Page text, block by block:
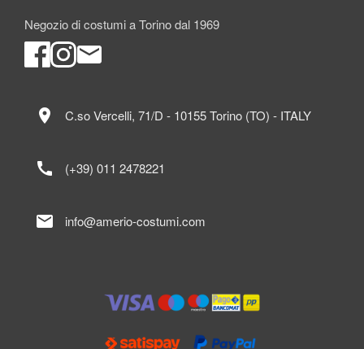
Negozio di costumi a Torino dal 1969
location_on C.so Vercelli, 71/D - 10155 Torino (TO) - ITALY
call (+39) 011 2478221
mail info@amerio-costumi.com